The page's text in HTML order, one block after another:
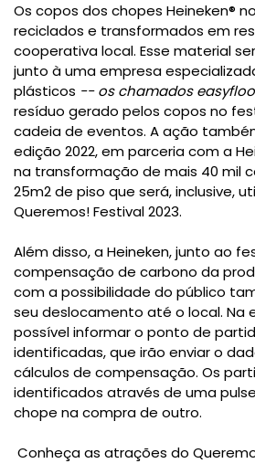
Os copos dos chopes Heineken®
reciclados e transformados em
cooperativa local. Esse material
junto à uma empresa
plásticos -- os chamados
resíduo gerado pelos copos no
cadeia de eventos. A ação
edição 2022, em parceria com a
na transformação de mais 40 mil
25m2 de piso que será, inclusive,
Queremos! Festival 2023.
Além disso, a Heineken, junto ao
compensação de carbono da
com a possibilidade do público
seu deslocamento até o local. Na
possível informar o ponto de
identificadas, que irão enviar o
cálculos de compensação. Os
identificados através de uma
chope na compra de outro.
Conheça as atrações do